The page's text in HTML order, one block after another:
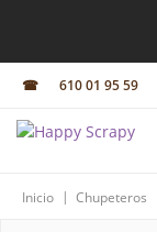
☎ 610 01 95 59
Inicio | Chupeteros